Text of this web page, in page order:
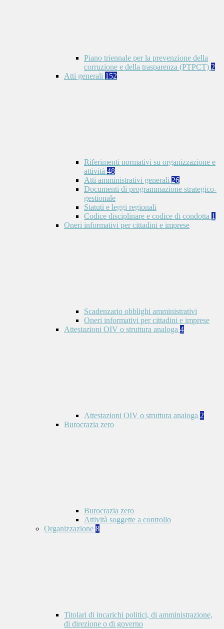
Piano triennale per la prevenzione della
corruzione e della trasparenza (PTPCT) 2
Atti generali 152
Riferimenti normativi su organizzazione e
attività 48
Atti amministrativi generali 26
Documenti di programmazione strategico-
gestionale
Statuti e leggi regionali
Codice disciplinare e codice di condotta 1
Oneri informativi per cittadini e imprese
Scadenzario obblighi amministrativi
Oneri informativi per cittadini e imprese
Attestazioni OIV o struttura analoga 4
Attestazioni OIV o struttura analoga 2
Burocrazia zero
Burocrazia zero
Attività soggette a controllo
Organizzazione 8
Titolari di incarichi politici, di amministrazione,
di direzione o di governo